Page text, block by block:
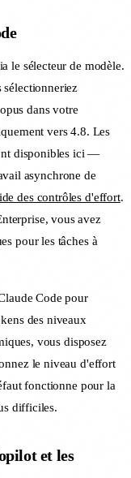
le sélecteur de modèle.
sélectionneriez
dans votre
vers 4.8. Les
disponibles ici —
asynchrone de
des contrôles d'effort.
vous avez
pour les tâches à
Code pour
des niveaux
vous disposez
le niveau d'effort
fonctionne pour la
difficiles.
et les